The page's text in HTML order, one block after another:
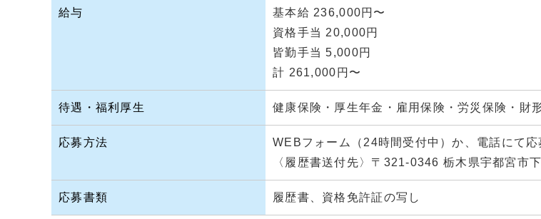
給与
基本給 236,000円〜
資格手当 20,000円
皆勤手当 5,000円
計 261,000円〜
待遇・福利厚生 健康保険・厚生年金・雇用保険・労災保険・財
応募方法
WEBフォーム（24時間受付中）か、電話にて
〈履歴書送付先〉〒321-0346 栃木県宇都宮市
応募書類 履歴書、資格免許証の写し